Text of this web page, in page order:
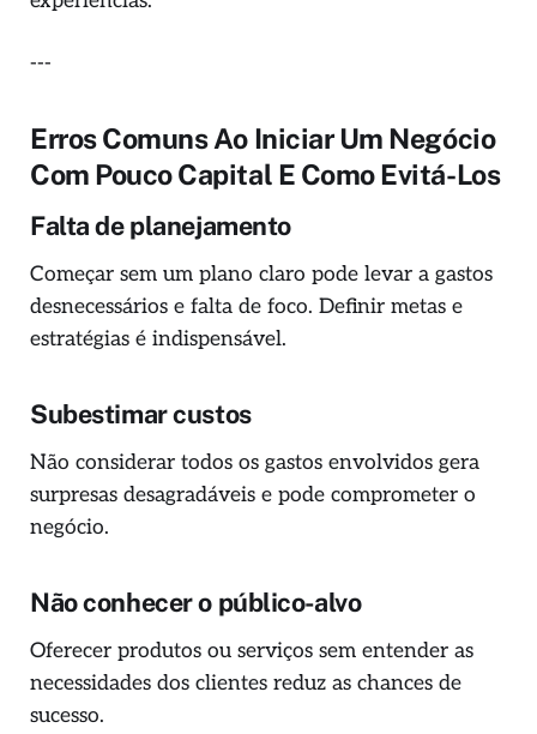
---
Erros Comuns Ao Iniciar Um Negócio
Com Pouco Capital E Como Evitá-Los
Falta de planejamento
Começar sem um plano claro pode levar a gastos
desnecessários e falta de foco. Definir metas e
estratégias é indispensável.
Subestimar custos
Não considerar todos os gastos envolvidos gera
surpresas desagradáveis e pode comprometer o
negócio.
Não conhecer o público-alvo
Oferecer produtos ou serviços sem entender as
necessidades dos clientes reduz as chances de
sucesso.